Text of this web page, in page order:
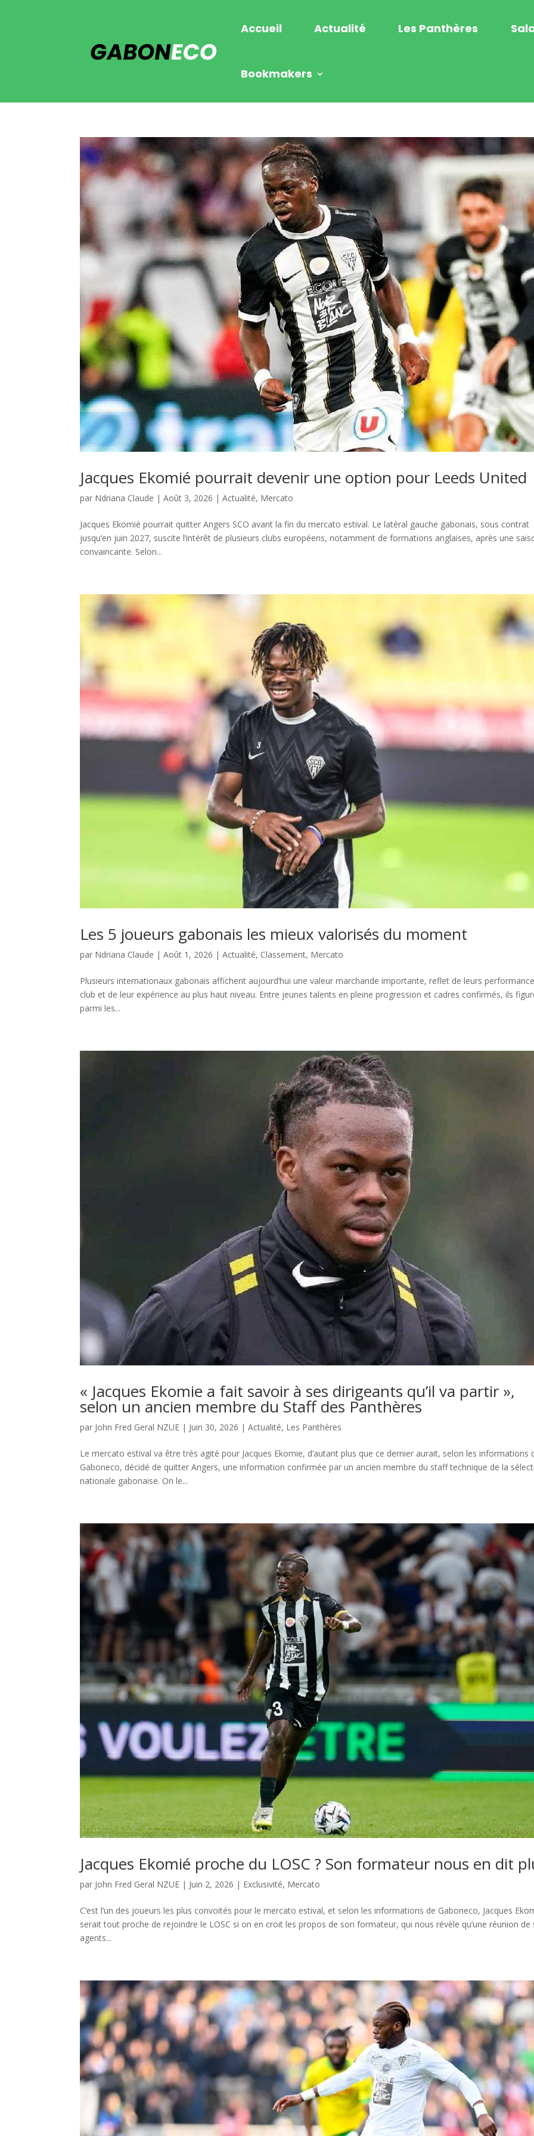
Accueil Actualité Les Panthères
Bookmakers
Jacques Ekomié pourrait devenir une option pour Leeds United
par Ndriana Claude |Août 3, 2026 |Actualité, Mercato
Jacques Ekomié pourrait quitter Angers SCO avant la fin du mercato estival. Le latéral gauche gabonais, sous contrat
jusqu’en juin 2027, suscite l’intérêt de plusieurs clubs européens, notamment de formations anglaises, après une
convaincante. Selon...
Les 5 joueurs gabonais les mieux valorisés du moment
par Ndriana Claude |Août 1, 2026 |Actualité, Classement, Mercato
Plusieurs internationaux gabonais affichent aujourd’hui une valeur marchande importante, reflet de leurs
club et de leur expérience au plus haut niveau. Entre jeunes talents en pleine progression et cadres confirmés, ils
parmi les...
« Jacques Ekomie a fait savoir à ses dirigeants qu’il va partir »,
selon un ancien membre du Staff des Panthères
par John Fred Geral NZUE | Juin 30, 2026 |Actualité, Les Panthères
Le mercato estival va être très agité pour Jacques Ekomie, d’autant plus que ce dernier aurait, selon les informations
Gaboneco, décidé de quitter Angers, une information confirmée par un ancien membre du staff technique de la
nationale gabonaise. On le...
Jacques Ekomié proche du LOSC ? Son formateur nous en dit
par John Fred Geral NZUE | Juin 2, 2026 | Exclusivité, Mercato
C’est l’un des joueurs les plus convoités pour le mercato estival, et selon les informations de Gaboneco, Jacques
serait tout proche de rejoindre le LOSC si on en croit les propos de son formateur, qui nous révèle qu’une réunion de
agents...